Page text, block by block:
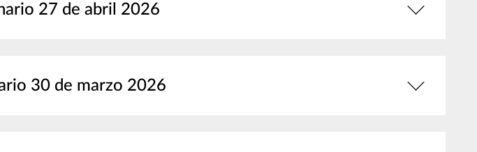
27 de abril 2026
30 de marzo 2026